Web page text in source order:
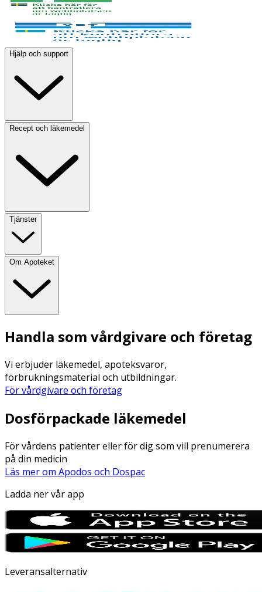
Hjälp och support
Recept och läkemedel
Tjänster
Om Apoteket
Handla som vårdgivare och företag
Vi erbjuder läkemedel, apoteksvaror,
förbrukningsmaterial och utbildningar.
För vårdgivare och företag
Dosförpackade läkemedel
För vårdens patienter eller för dig som vill prenumerera
på din medicin
Läs mer om Apodos och Dospac
Ladda ner vår app
Leveransalternativ